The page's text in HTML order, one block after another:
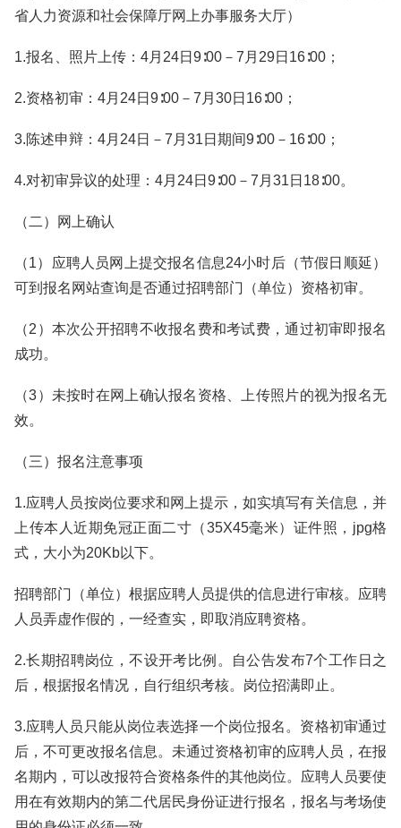
省人力资源和社会保障厅网上办事服务大厅）
1.报名、照片上传：4月24日9∶00－7月29日16∶00；
2.资格初审：4月24日9∶00－7月30日16∶00；
3.陈述申辩：4月24日－7月31日期间9∶00－16∶00；
4.对初审异议的处理：4月24日9∶00－7月31日18∶00。
（二）网上确认
（1）应聘人员网上提交报名信息24小时后（节假日顺延）
可到报名网站查询是否通过招聘部门（单位）资格初审。
（2）本次公开招聘不收报名费和考试费，通过初审即报名
成功。
（3）未按时在网上确认报名资格、上传照片的视为报名无
效。
（三）报名注意事项
1.应聘人员按岗位要求和网上提示，如实填写有关信息，并
上传本人近期免冠正面二寸（35X45毫米）证件照，jpg格
式，大小为20Kb以下。
招聘部门（单位）根据应聘人员提供的信息进行审核。应聘
人员弄虚作假的，一经查实，即取消应聘资格。
2.长期招聘岗位，不设开考比例。自公告发布7个工作日之
后，根据报名情况，自行组织考核。岗位招满即止。
3.应聘人员只能从岗位表选择一个岗位报名。资格初审通过
后，不可更改报名信息。未通过资格初审的应聘人员，在报
名期内，可以改报符合资格条件的其他岗位。应聘人员要使
用在有效期内的第二代居民身份证进行报名，报名与考场使